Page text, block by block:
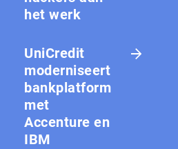
het werk
UniCredit
moderniseert
bankplatform
met
Accenture en
IBM